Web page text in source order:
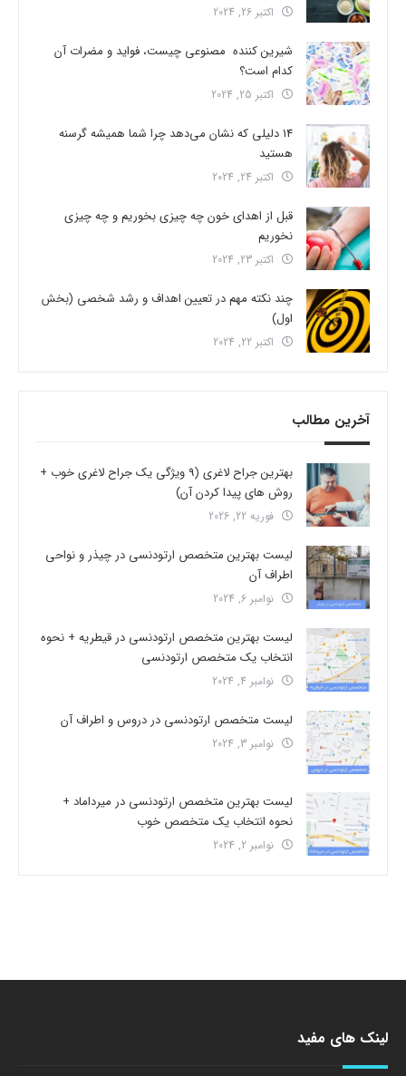
اکتبر 26, 2024
شیرین کننده مصنوعی چیست، فواید و مضرات آن
کدام است؟
اکتبر 25, 2024
14 دلیلی که نشان می‌دهد چرا شما همیشه گرسنه
هستید
اکتبر 24, 2024
قبل از اهدای خون چه چیزی بخوریم و چه چیزی
نخوریم
اکتبر 23, 2024
چند نکته مهم در تعیین اهداف و رشد شخصی (بخش
اول)
اکتبر 22, 2024
آخرین مطالب
بهترین جراح لاغری (9 ویژگی یک جراح لاغری خوب +
روش های پیدا کردن آن)
فوریه 22, 2026
لیست بهترین متخصص ارتودنسی در چیذر و نواحی
اطراف آن
نوامبر 6, 2024
لیست بهترین متخصص ارتودنسی در قیطریه + نحوه
انتخاب یک متخصص ارتودنسی
نوامبر 4, 2024
لیست متخصص ارتودنسی در دروس و اطراف آن
نوامبر 3, 2024
لیست بهترین متخصص ارتودنسی در میرداماد +
نحوه انتخاب یک متخصص خوب
نوامبر 2, 2024
لینک های مفید